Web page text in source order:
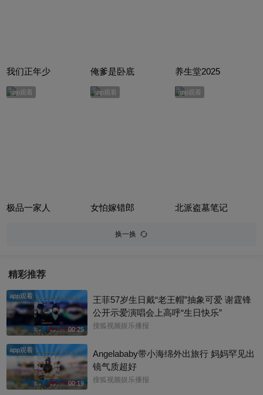
我们正年少 俺爹是卧底 养生堂2025
app观看
极品一家人
app观看
女怕嫁错郎
app观看
北派盗墓笔记
换一换
精彩推荐
app观看
00:25
王菲57岁生日戴“老王帽”抽象可爱 谢霆锋
公开示爱演唱会上高呼“生日快乐”
搜狐视频娱乐播报
app观看
00:19
Angelababy带小海绵外出旅行 妈妈罕见出
镜气质超好
搜狐视频娱乐播报